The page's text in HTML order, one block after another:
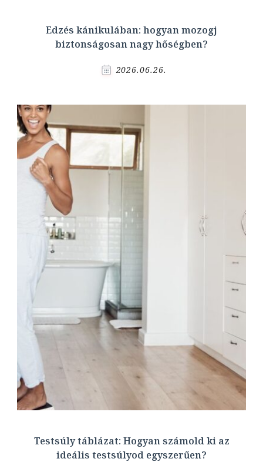
Edzés kánikulában: hogyan mozogj
biztonságosan nagy hőségben?
2026.06.26.
Testsúly táblázat: Hogyan számold ki az
ideális testsúlyod egyszerűen?